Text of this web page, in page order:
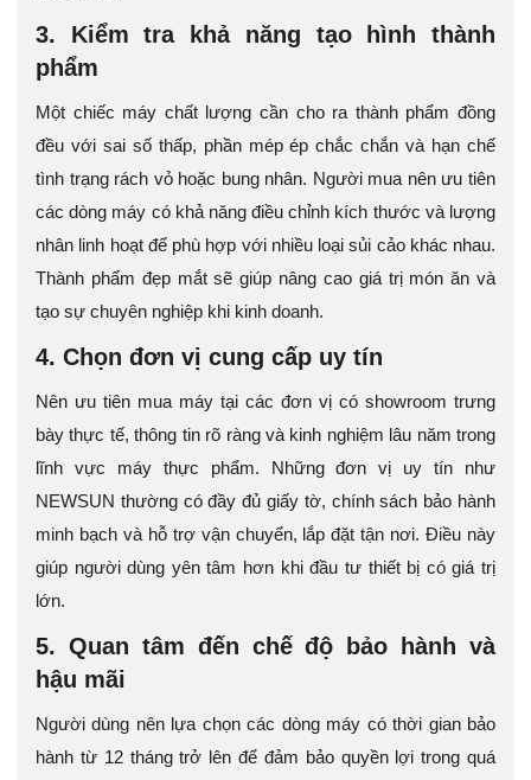
3. Kiểm tra khả năng tạo hình thành
phẩm
Một chiếc máy chất lượng cần cho ra thành phẩm đồng
đều với sai số thấp, phần mép ép chắc chắn và hạn chế
tình trạng rách vỏ hoặc bung nhân. Người mua nên ưu tiên
các dòng máy có khả năng điều chỉnh kích thước và lượng
nhân linh hoạt để phù hợp với nhiều loại sủi cảo khác nhau.
Thành phẩm đẹp mắt sẽ giúp nâng cao giá trị món ăn và
tạo sự chuyên nghiệp khi kinh doanh.
4. Chọn đơn vị cung cấp uy tín
Nên ưu tiên mua máy tại các đơn vị có showroom trưng
bày thực tế, thông tin rõ ràng và kinh nghiệm lâu năm trong
lĩnh vực máy thực phẩm. Những đơn vị uy tín như
NEWSUN thường có đầy đủ giấy tờ, chính sách bảo hành
minh bạch và hỗ trợ vận chuyển, lắp đặt tận nơi. Điều này
giúp người dùng yên tâm hơn khi đầu tư thiết bị có giá trị
lớn.
5. Quan tâm đến chế độ bảo hành và
hậu mãi
Người dùng nên lựa chọn các dòng máy có thời gian bảo
hành từ 12 tháng trở lên để đảm bảo quyền lợi trong quá